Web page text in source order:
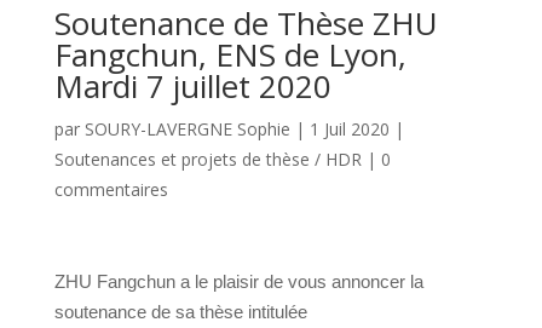
Soutenance de Thèse ZHU
Fangchun, ENS de Lyon,
Mardi 7 juillet 2020
par SOURY-LAVERGNE Sophie | 1 Juil 2020 |
Soutenances et projets de thèse / HDR| 0
commentaires
ZHU Fangchun a le plaisir de vous annoncer la
soutenance de sa thèse intitulée